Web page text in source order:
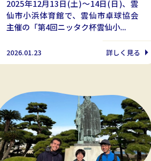
2025年12月13日(土)〜14日(日)、雲
仙市小浜体育館で、雲仙市卓球協会
主催の「第4回ニッタク杯雲仙小...
2026.01.23 詳しく見る